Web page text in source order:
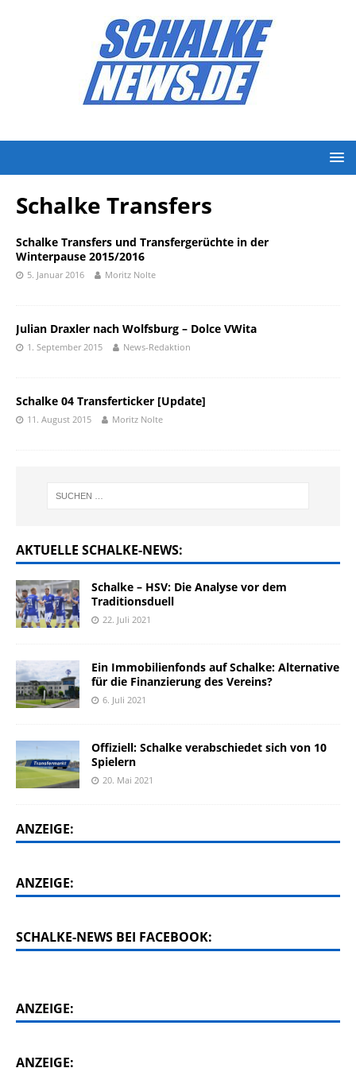
Schalke Transfers
Schalke Transfers und Transfergerüchte in der
Winterpause 2015/2016
5. Januar 2016 Moritz Nolte
Julian Draxler nach Wolfsburg – Dolce VWita
1. September 2015 News-Redaktion
Schalke 04 Transferticker [Update]
11. August 2015 Moritz Nolte
AKTUELLE SCHALKE-NEWS:
Schalke – HSV: Die Analyse vor dem
Traditionsduell
22. Juli 2021
Ein Immobilienfonds auf Schalke: Alternative
für die Finanzierung des Vereins?
6. Juli 2021
Offiziell: Schalke verabschiedet sich von 10
Spielern
20. Mai 2021
ANZEIGE:
ANZEIGE:
SCHALKE-NEWS BEI FACEBOOK:
ANZEIGE:
ANZEIGE: